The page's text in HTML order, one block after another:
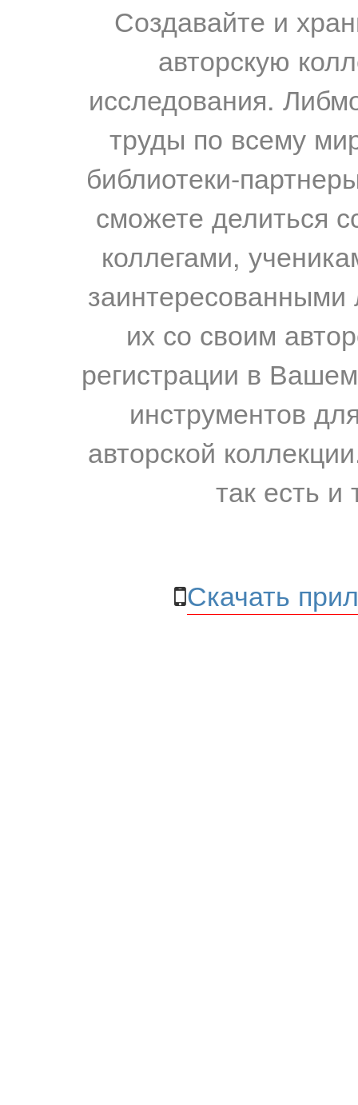
Создавайте и
авторскую
исследования.
труды по всему
библиотеки-
сможете делиться
коллегами,
их со своим
регистрации в
инструментов
авторской
так есть и
Скачать